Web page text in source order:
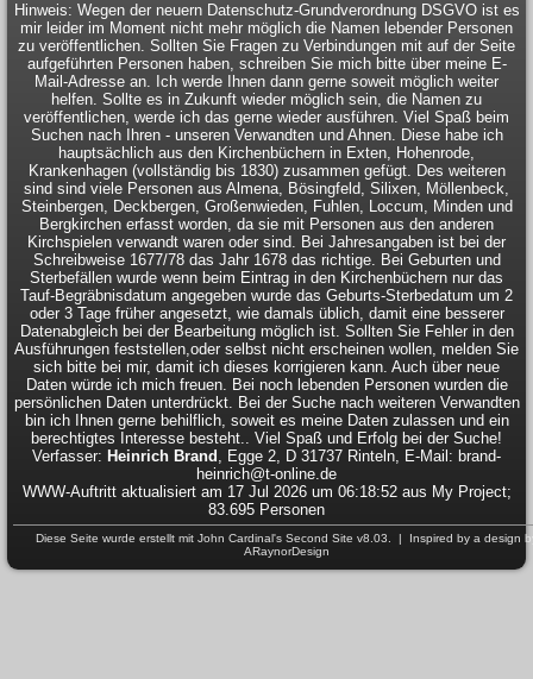
Hinweis: Wegen der neuern Datenschutz-Grundverordnung DSGVO ist es
mir leider im Moment nicht mehr möglich die Namen lebender Personen
zu veröffentlichen. Sollten Sie Fragen zu Verbindungen mit auf der Seite
aufgeführten Personen haben, schreiben Sie mich bitte über meine E-
Mail-Adresse an. Ich werde Ihnen dann gerne soweit möglich weiter
helfen. Sollte es in Zukunft wieder möglich sein, die Namen zu
veröffentlichen, werde ich das gerne wieder ausführen. Viel Spaß beim
Suchen nach Ihren - unseren Verwandten und Ahnen. Diese habe ich
hauptsächlich aus den Kirchenbüchern in Exten, Hohenrode,
Krankenhagen (vollständig bis 1830) zusammen gefügt. Des weiteren
sind sind viele Personen aus Almena, Bösingfeld, Silixen, Möllenbeck,
Steinbergen, Deckbergen, Großenwieden, Fuhlen, Loccum, Minden und
Bergkirchen erfasst worden, da sie mit Personen aus den anderen
Kirchspielen verwandt waren oder sind. Bei Jahresangaben ist bei der
Schreibweise 1677/78 das Jahr 1678 das richtige. Bei Geburten und
Sterbefällen wurde wenn beim Eintrag in den Kirchenbüchern nur das
Tauf-Begräbnisdatum angegeben wurde das Geburts-Sterbedatum um 2
oder 3 Tage früher angesetzt, wie damals üblich, damit eine besserer
Datenabgleich bei der Bearbeitung möglich ist. Sollten Sie Fehler in den
Ausführungen feststellen,oder selbst nicht erscheinen wollen, melden Sie
sich bitte bei mir, damit ich dieses korrigieren kann. Auch über neue
Daten würde ich mich freuen. Bei noch lebenden Personen wurden die
persönlichen Daten unterdrückt. Bei der Suche nach weiteren Verwandten
bin ich Ihnen gerne behilflich, soweit es meine Daten zulassen und ein
berechtigtes Interesse besteht.. Viel Spaß und Erfolg bei der Suche!
Verfasser: Heinrich Brand , Egge 2, D 31737 Rinteln, E-Mail: brand-
heinrich@t-online.de
WWW-Auftritt aktualisiert am 17 Jul 2026 um 06:18:52 aus My Project;
83.695 Personen
Diese Seite wurde erstellt mit John Cardinal's Second Site v8.03. | Inspired by a design
ARaynorDesign